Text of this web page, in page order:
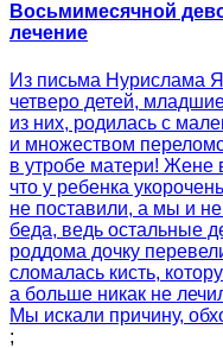
Восьмимесячной
лечение
Из письма Нурислама
четверо детей,
из них, родилась с
и множеством
в утробе матери! Жене
что у ребенка
не поставили, а мы и
беда, ведь остальные
роддома дочку
сломалась кисть,
а больше никак не
Мы искали причину,
;